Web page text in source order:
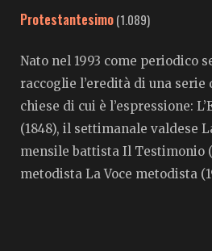
Protestantesimo(1.089)
Nato nel 1993 come periodico
raccoglie l’eredità di una serie
chiese di cui è l’espressione:
(1848), il settimanale valdese
mensile battista Il Testimonio
metodista La Voce metodista